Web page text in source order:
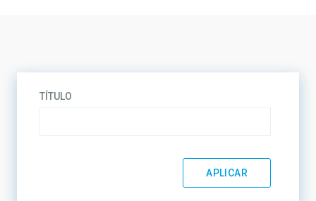
TÍTULO